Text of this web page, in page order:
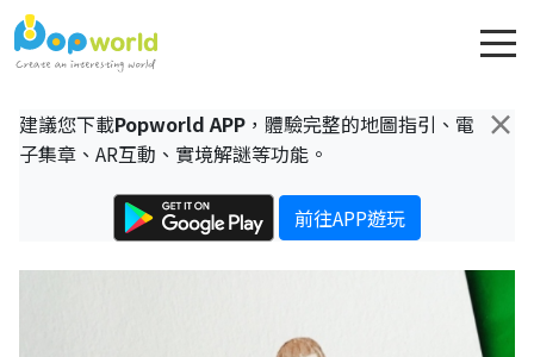
×
建議您下載Popworld APP ，體驗完整的地圖指引、電
子集章、AR互動、實境解謎等功能。
前往APP遊玩